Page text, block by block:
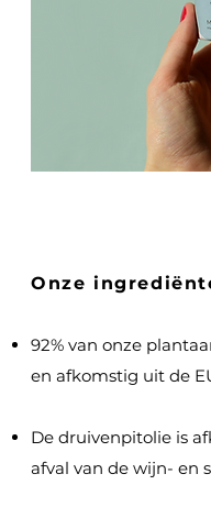
Onze
92% van onze
en afkomstig uit de
De druivenpitolie is
afval van de wijn- en